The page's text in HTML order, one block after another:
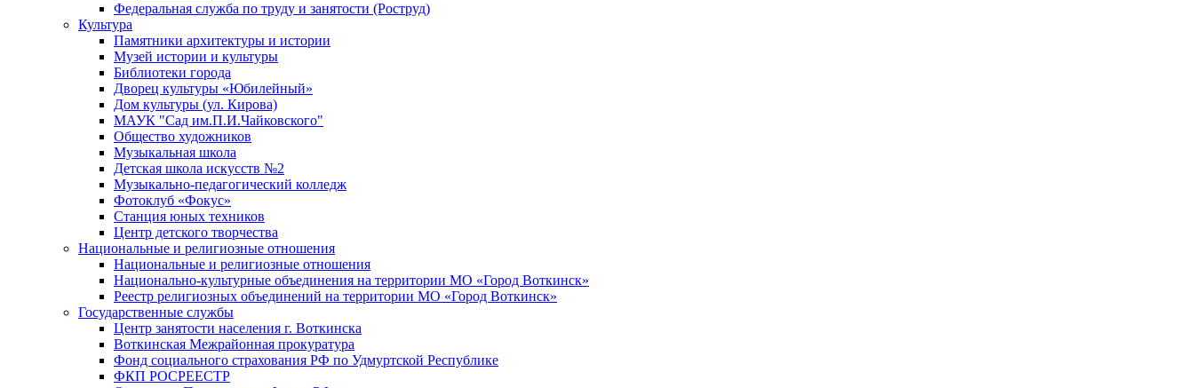
Федеральная служба по труду и занятости (Роструд)
Культура
Памятники архитектуры и истории
Музей истории и культуры
Библиотеки города
Дворец культуры «Юбилейный»
Дом культуры (ул. Кирова)
МАУК "Сад им.П.И.Чайковского"
Общество художников
Музыкальная школа
Детская школа искусств №2
Музыкально-педагогический колледж
Фотоклуб «Фокус»
Станция юных техников
Центр детского творчества
Национальные и религиозные отношения
Национальные и религиозные отношения
Национально-культурные объединения на территории МО «Город Воткинск»
Реестр религиозных объединений на территории МО «Город Воткинск»
Государственные службы
Центр занятости населения г. Воткинска
Воткинская Межрайонная прокуратура
Фонд социального страхования РФ по Удмуртской Республике
ФКП РОСРЕЕСТР